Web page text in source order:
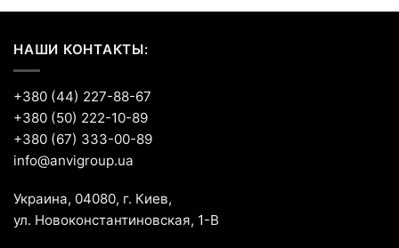
НАШИ КОНТАКТЫ:
+380 (44) 227-88-67
+380 (50) 222-10-89
+380 (67) 333-00-89
info@anvigroup.ua
Украина, 04080, г. Киев,
ул. Новоконстантиновская, 1-В